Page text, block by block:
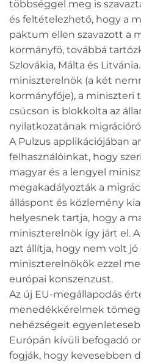
többséggel meg is
és feltételezhető, hogy a
paktum ellen szavazott a
kormányfő, továbbá
Szlovákia, Málta és
miniszterelnök (a két
kormányfője), a miniszteri
csúcson is blokkolta az
nyilatkozatának
A Pulzus applikációjában
felhasználóinkat, hogy
magyar és a lengyel
megakadályozták a
álláspont és közlemény
helyesnek tartja, hogy a
miniszterelnök így járt el.
azt állítja, hogy nem volt
miniszterelnökök ezzel
európai konszenzust.
Az új EU-megállapodás
menedékkérelmek
nehézségeit
Európán kívüli befogadó
fogják, hogy kevesebben